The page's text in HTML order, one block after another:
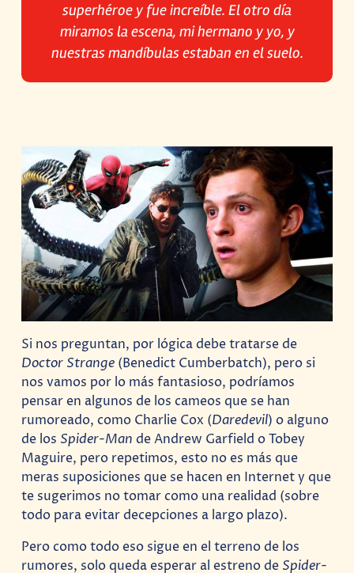
superhéroe y fue increíble. El otro día
miramos la escena, mi hermano y yo, y
nuestras mandíbulas estaban en el suelo.
Si nos preguntan, por lógica debe tratarse de
Doctor Strange (Benedict Cumberbatch), pero si
nos vamos por lo más fantasioso, podríamos
pensar en algunos de los cameos que se han
rumoreado, como Charlie Cox (Daredevil) o alguno
de los Spider-Man de Andrew Garfield o Tobey
Maguire, pero repetimos, esto no es más que
meras suposiciones que se hacen en Internet y que
te sugerimos no tomar como una realidad (sobre
todo para evitar decepciones a largo plazo).
Pero como todo eso sigue en el terreno de los
rumores, solo queda esperar al estreno de Spider-